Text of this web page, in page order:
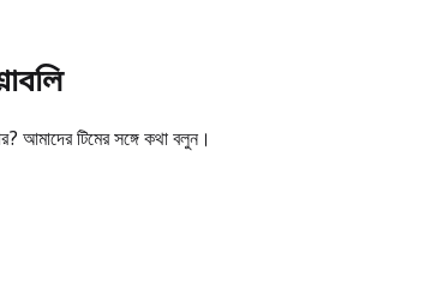
টিমের সঙ্গে কথা বলুন।